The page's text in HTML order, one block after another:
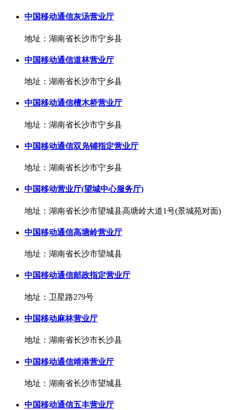
中国移动通信灰汤营业厅
地址：湖南省长沙市宁乡县
中国移动通信道林营业厅
地址：湖南省长沙市宁乡县
中国移动通信檀木桥营业厅
地址：湖南省长沙市宁乡县
中国移动通信双凫铺指定营业厅
地址：湖南省长沙市宁乡县
中国移动营业厅(望城中心服务厅)
地址：湖南省长沙市望城县高塘岭大道1号(景城苑对面)
中国移动通信高塘岭营业厅
地址：湖南省长沙市望城县
中国移动通信邮政指定营业厅
地址：卫星路279号
中国移动麻林营业厅
地址：湖南省长沙市长沙县
中国移动通信靖港营业厅
地址：湖南省长沙市望城县
中国移动通信五丰营业厅